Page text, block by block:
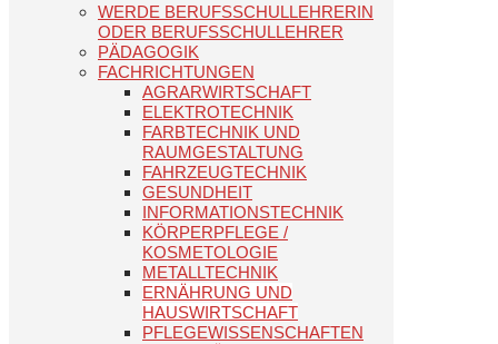
WERDE BERUFSSCHULLEHRERIN
ODER BERUFSSCHULLEHRER
PÄDAGOGIK
FACHRICHTUNGEN
AGRARWIRTSCHAFT
ELEKTROTECHNIK
FARBTECHNIK UND
RAUMGESTALTUNG
FAHRZEUGTECHNIK
GESUNDHEIT
INFORMATIONSTECHNIK
KÖRPERPFLEGE /
KOSMETOLOGIE
METALLTECHNIK
ERNÄHRUNG UND
HAUSWIRTSCHAFT
PFLEGEWISSENSCHAFTEN